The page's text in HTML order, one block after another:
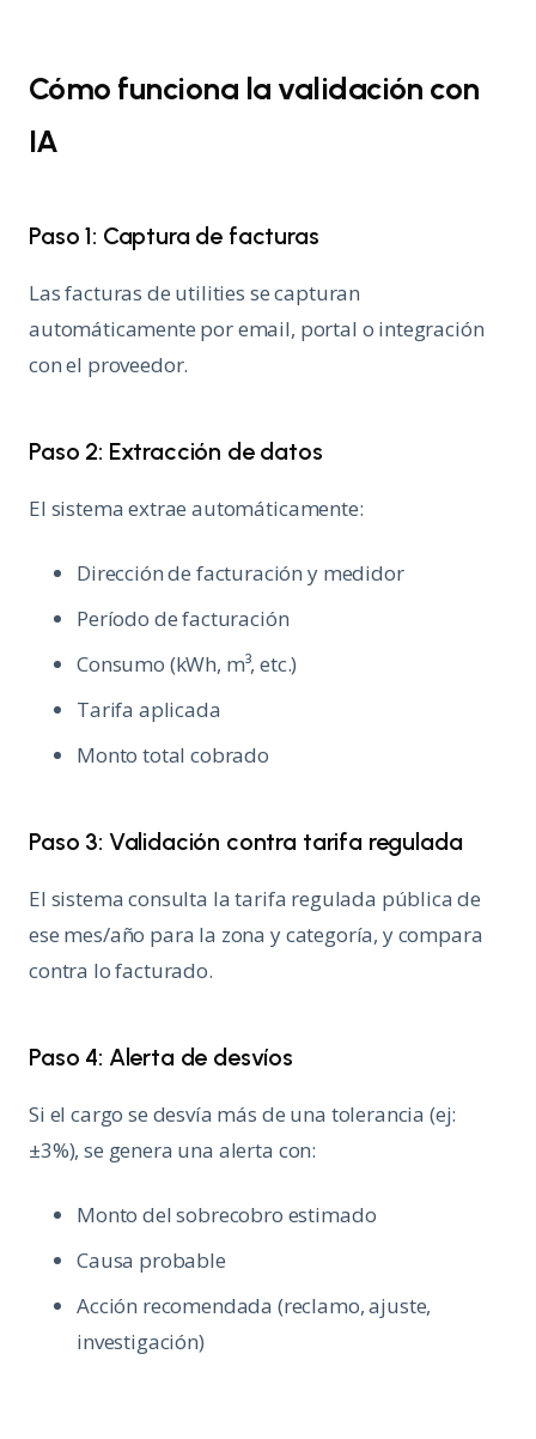
Cómo funciona la validación con
IA
Paso 1: Captura de facturas
Las facturas de utilities se capturan
automáticamente por email, portal o integración
con el proveedor.
Paso 2: Extracción de datos
El sistema extrae automáticamente:
Dirección de facturación y medidor
Período de facturación
Consumo (kWh, m³, etc.)
Tarifa aplicada
Monto total cobrado
Paso 3: Validación contra tarifa regulada
El sistema consulta la tarifa regulada pública de
ese mes/año para la zona y categoría, y compara
contra lo facturado.
Paso 4: Alerta de desvíos
Si el cargo se desvía más de una tolerancia (ej:
±3%), se genera una alerta con:
Monto del sobrecobro estimado
Causa probable
Acción recomendada (reclamo, ajuste,
investigación)